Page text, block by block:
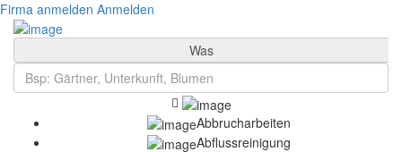
Firma anmelden Anmelden
Was
Abbrucharbeiten
Abflussreinigung